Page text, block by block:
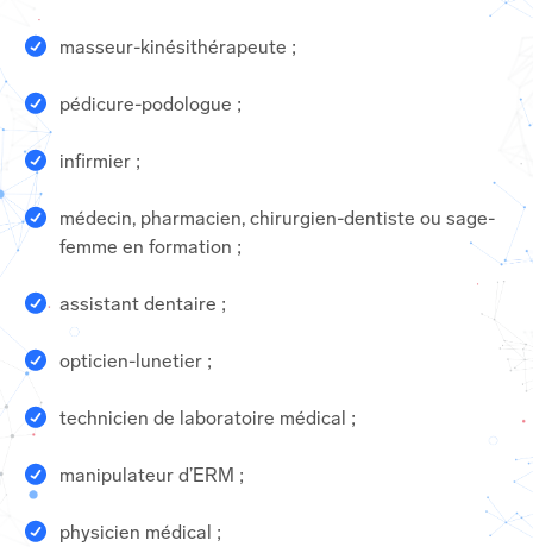
masseur-kinésithérapeute ;
pédicure-podologue ;
infirmier ;
médecin, pharmacien, chirurgien-dentiste ou sage-
femme en formation ;
assistant dentaire ;
opticien-lunetier ;
technicien de laboratoire médical ;
manipulateur d’ERM ;
physicien médical ;